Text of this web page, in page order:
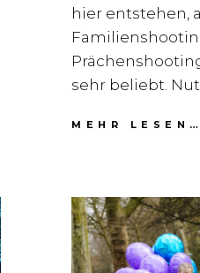
hier entstehen,
sehr beliebt.
MEHR LESEN…